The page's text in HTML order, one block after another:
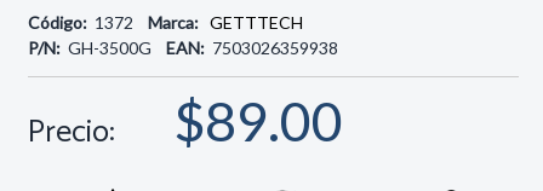
Código: 1372 Marca: GETTTECH
P/N: GH-3500G EAN: 7503026359938
Precio: $89.00